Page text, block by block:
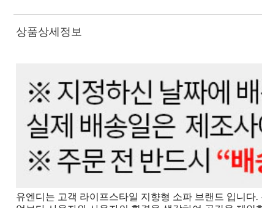
상품상세정보
유엔디는 고객 라이프스타일 지향형 소파 브랜드 입니